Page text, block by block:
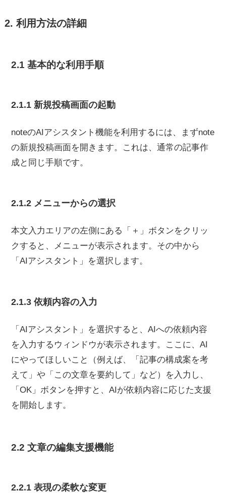
2. 利用方法の詳細
2.1 基本的な利用手順
2.1.1 新規投稿画面の起動
noteのAIアシスタント機能を利用するには、まずnote
の新規投稿画面を開きます。これは、通常の記事作
成と同じ手順です。
2.1.2 メニューからの選択
本文入力エリアの左側にある「＋」ボタンをクリッ
クすると、メニューが表示されます。その中から
「AIアシスタント」を選択します。
2.1.3 依頼内容の入力
「AIアシスタント」を選択すると、AIへの依頼内容
を入力するウィンドウが表示されます。ここに、AI
にやってほしいこと（例えば、「記事の構成案を考
えて」や「この文章を要約して」など）を入力し、
「OK」ボタンを押すと、AIが依頼内容に応じた支援
を開始します。
2.2 文章の編集支援機能
2.2.1 表現の柔軟な変更